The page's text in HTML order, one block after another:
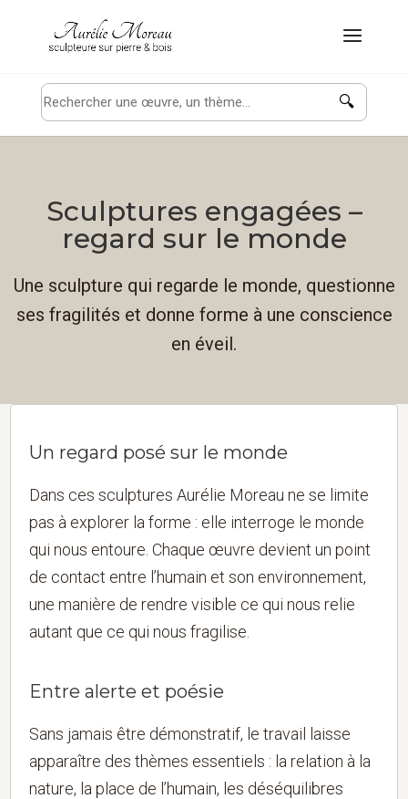
🔍
Sculptures engagées –
regard sur le monde
Une sculpture qui regarde le monde, questionne
ses fragilités et donne forme à une conscience
en éveil.
Un regard posé sur le monde
Dans ces sculptures Aurélie Moreau ne se limite
pas à explorer la forme : elle interroge le monde
qui nous entoure. Chaque œuvre devient un point
de contact entre l’humain et son environnement,
une manière de rendre visible ce qui nous relie
autant que ce qui nous fragilise.
Entre alerte et poésie
Sans jamais être démonstratif, le travail laisse
apparaître des thèmes essentiels : la relation à la
nature, la place de l’humain, les déséquilibres